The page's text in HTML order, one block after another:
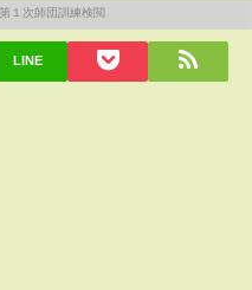
LINE